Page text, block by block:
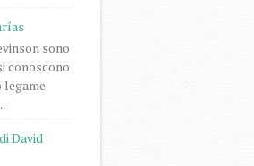
sono
conoscono
legame
David